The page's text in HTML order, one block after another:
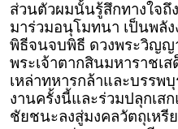
ส่วนตัวผมนั้นรู้สึกทางใจถึ
มาร่วมอนุโมทนา เป็นพลั
พิธีจนจบพิธี ดวงพระวิญญ
พระเจ้าตากสินมหาราชเ
เหล่าทหารกล้าและบรรพ
งานครั้งนี้และร่วมปลุกเส
ชัยชนะลงสู่มงคลวัตถุเหรี